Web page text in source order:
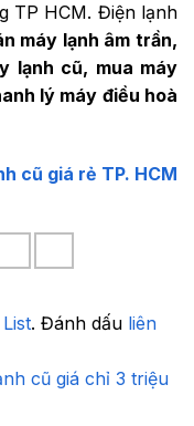
TP HCM. Điện lạnh
máy lạnh âm trần,
lạnh cũ, mua máy
lý máy điều hoà
cũ giá rẻ TP. HCM
. Đánh dấu liên
cũ giá chỉ 3 triệu